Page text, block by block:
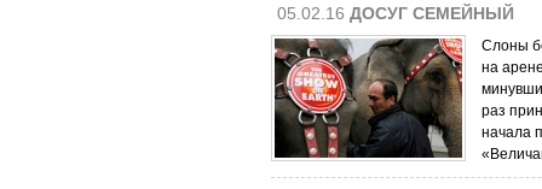
05.02.16 ДОСУГ СЕМЕЙНЫЙ
Слоны
на
раз
начала